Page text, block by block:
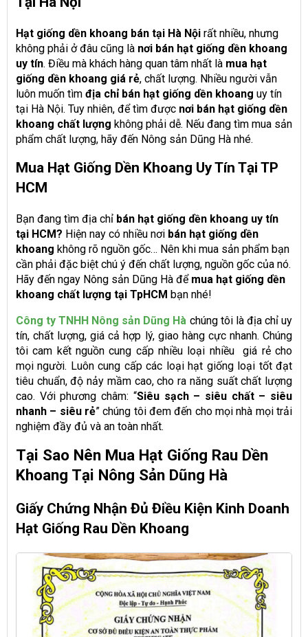
Hạt giống dền khoang bán tại Hà Nội rất nhiều, nhưng
không phải ở đâu cũng là nơi bán hạt giống dền khoang
uy tín. Điều mà khách hàng quan tâm nhất là mua hạt
giống dền khoang giá rẻ, chất lượng. Nhiều người vẫn
luôn muốn tìm địa chỉ bán hạt giống dền khoang uy tín
tại Hà Nội. Tuy nhiên, để tìm được nơi bán hạt giống dền
khoang chất lượng không phải dễ. Nếu đang tìm mua sản
phẩm chất lượng, hãy đến Nông sản Dũng Hà nhé.
Mua Hạt Giống Dền Khoang Uy Tín Tại TP
HCM
Bạn đang tìm địa chỉ bán hạt giống dền khoang uy tín
tại HCM? Hiện nay có nhiều nơi bán hạt giống dền
khoang không rõ nguồn gốc… Nên khi mua sản phẩm bạn
cần phải đặc biệt chú ý đến chất lượng, nguồn gốc của nó.
Hãy đến ngay Nông sản Dũng Hà để mua hạt giống dền
khoang chất lượng tại TpHCM bạn nhé!
Công ty TNHH Nông sản Dũng Hà chúng tôi là địa chỉ uy
tín, chất lượng, giá cả hợp lý, giao hàng cực nhanh. Chúng
tôi cam kết nguồn cung cấp nhiều loại nhiều
giá rẻ cho
mọi người. Luôn cung cấp các loại hạt giống loại tốt đạt
tiêu chuẩn, độ nảy mầm cao, cho ra năng suất chất lượng
cao. Với phương châm: “Siêu sạch – siêu chất – siêu
nhanh – siêu rẻ” chúng tôi đem đến cho mọi nhà mọi trải
nghiệm đầy đủ và an toàn nhất.
Tại Sao Nên Mua Hạt Giống Rau Dền
Khoang Tại Nông Sản Dũng Hà
Giấy Chứng Nhận Đủ Điều Kiện Kinh Doanh
Hạt Giống Rau Dền Khoang